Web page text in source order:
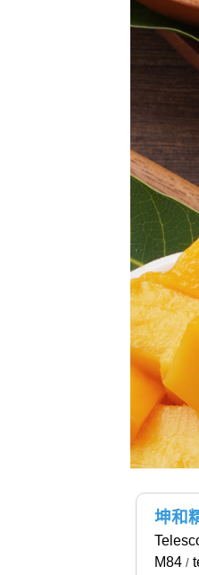
坤和
M84 /